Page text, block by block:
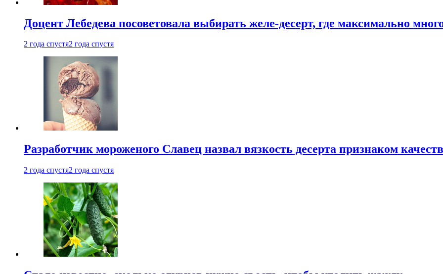
Доцент Лебедева посоветовала выбирать желе-десерт, где максимально
2 года спустя2 года спустя
Разработчик мороженого Славец назвал вязкость десерта признаком
2 года спустя2 года спустя